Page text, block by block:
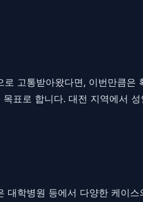
고통받아왔다면, 이번만큼은
표로 합니다. 대전 지역에서
학병원 등에서 다양한 케이